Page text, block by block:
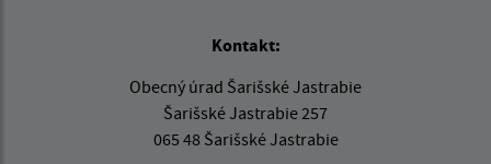
Kontakt:
Obecný úrad Šarišské Jastrabie
Šarišské Jastrabie 257
065 48 Šarišské Jastrabie